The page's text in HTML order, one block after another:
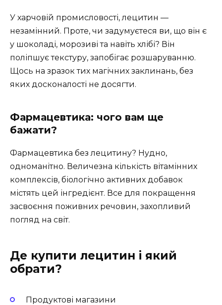
У харчовій промисловості, лецитин —
незамінний. Проте, чи задумуєтеся ви, що він є
у шоколаді, морозиві та навіть хлібі? Він
поліпшує текстуру, запобігає розшаруванню.
Щось на зразок тих магічних заклинань, без
яких досконалості не досягти.
Фармацевтика: чого вам ще
бажати?
Фармацевтика без лецитину? Нудно,
одноманітно. Величезна кількість вітамінних
комплексів, біологічно активних добавок
містять цей інгредієнт. Все для покращення
засвоєння поживних речовин, захопливий
погляд на світ.
Де купити лецитин і який
обрати?
Продуктові магазини